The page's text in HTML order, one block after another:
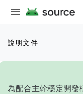
說明文件
為配合主幹穩定開發